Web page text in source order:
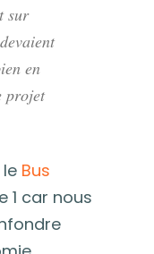
sur
en
projet
Bus
1 car nous